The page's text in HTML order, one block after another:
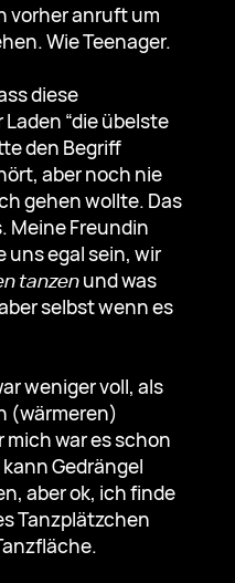
vorher anruft um
Wie Teenager.
diese
“die übelste
den Begriff
aber noch nie
gehen wollte. Das
Meine Freundin
uns egal sein, wir
tanzenund was
selbst wenn es
weniger voll, als
(wärmeren)
war es schon
Gedrängel
aber ok, ich finde
Tanzplätzchen